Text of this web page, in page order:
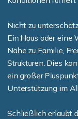
Nicht zu
Ein Haus oder eine
Nähe zu Familie,
Strukturen. Dies
ein großer
Unterstützung im
Schließlich erlaubt